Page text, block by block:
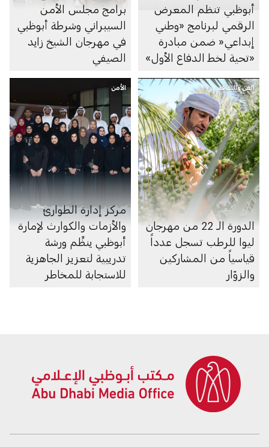
أبوظبي تنظم المعرض
الرقمي لبرنامج «وطني
إبداعي« ضمن مبادرة
«تحية لخط الدفاع الأول»
برامج مجلس الأمن
السيبراني وشرطة أبوظبي
في مهرجان الشيخ زايد
الصيفي
الفن والثقافة
الدورة الـ 22 من مهرجان
ليوا للرطب تسجل عدداً
قياسياً من المشاركين
والزوّار
الأمن
مركز إدارة الطوارئ
والأزمات والكوارث لإمارة
أبوظبي ينظِّم ورشة
تدريبية لتعزيز الجاهزية
للاستجابة للمخاطر